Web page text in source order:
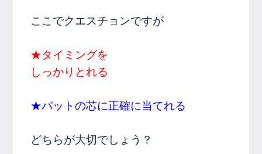
ここでクエスチョンですが
★タイミングを
しっかりとれる
★バットの芯に正確に当てれる
どちらが大切でしょう？